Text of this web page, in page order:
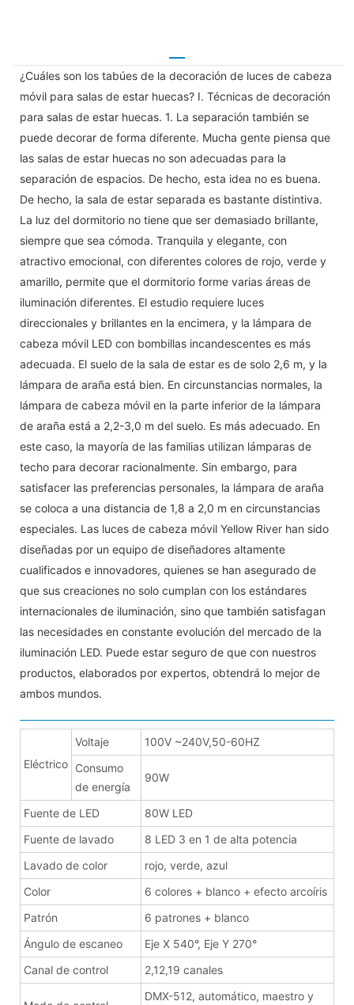
¿Cuáles son los tabúes de la decoración de luces de cabeza
móvil para salas de estar huecas? I. Técnicas de decoración
para salas de estar huecas. 1. La separación también se
puede decorar de forma diferente. Mucha gente piensa que
las salas de estar huecas no son adecuadas para la
separación de espacios. De hecho, esta idea no es buena.
De hecho, la sala de estar separada es bastante distintiva.
La luz del dormitorio no tiene que ser demasiado brillante,
siempre que sea cómoda. Tranquila y elegante, con
atractivo emocional, con diferentes colores de rojo, verde y
amarillo, permite que el dormitorio forme varias áreas de
iluminación diferentes. El estudio requiere luces
direccionales y brillantes en la encimera, y la lámpara de
cabeza móvil LED con bombillas incandescentes es más
adecuada. El suelo de la sala de estar es de solo 2,6 m, y la
lámpara de araña está bien. En circunstancias normales, la
lámpara de cabeza móvil en la parte inferior de la lámpara
de araña está a 2,2-3,0 m del suelo. Es más adecuado. En
este caso, la mayoría de las familias utilizan lámparas de
techo para decorar racionalmente. Sin embargo, para
satisfacer las preferencias personales, la lámpara de araña
se coloca a una distancia de 1,8 a 2,0 m en circunstancias
especiales. Las luces de cabeza móvil Yellow River han sido
diseñadas por un equipo de diseñadores altamente
cualificados e innovadores, quienes se han asegurado de
que sus creaciones no solo cumplan con los estándares
internacionales de iluminación, sino que también satisfagan
las necesidades en constante evolución del mercado de la
iluminación LED. Puede estar seguro de que con nuestros
productos, elaborados por expertos, obtendrá lo mejor de
ambos mundos.
Eléctrico
Voltaje
100V ~240V,50-60HZ
Consumo
de energía
90W
Fuente de LED
80W LED
Fuente de lavado
8 LED 3 en 1 de alta potencia
Lavado de color
rojo, verde, azul
Color
6 colores + blanco + efecto arcoíris
Patrón
6 patrones + blanco
Ángulo de escaneo
Eje X 540°, Eje Y 270°
Canal de control
2,12,19 canales
DMX-512, automático, maestro y